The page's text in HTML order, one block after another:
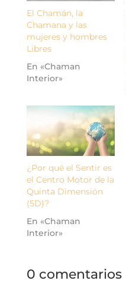
El Chamán, la
Chamana y las
mujeres y hombres
Libres
En «Chaman
Interior»
¿Por qué el Sentir es
el Centro Motor de la
Quinta Dimensión
(5D)?
En «Chaman
Interior»
0 comentarios